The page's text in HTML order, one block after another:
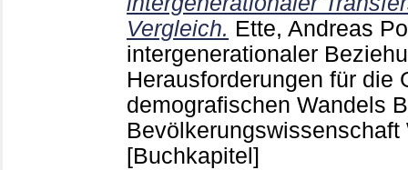
Vergleich. Ette, Andreas
intergenerationaler
Herausforderungen für die
demografischen Wandels
[Buchkapitel]